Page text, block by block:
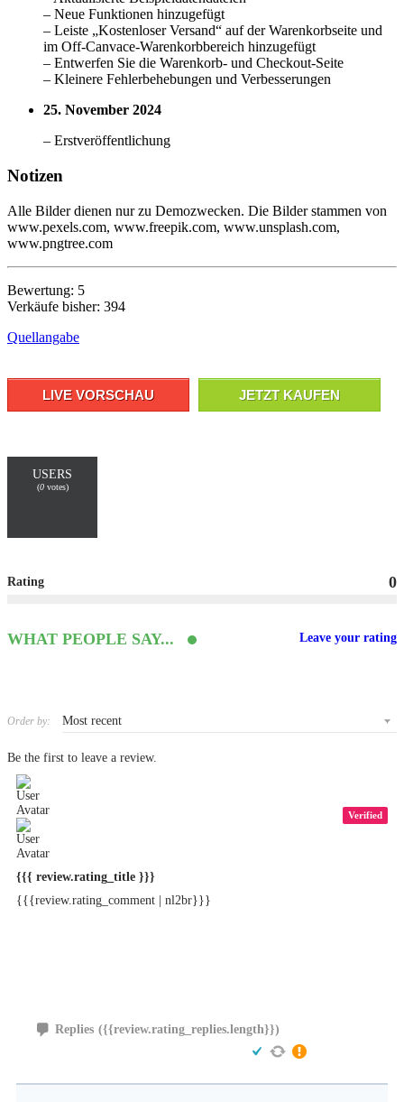
– Neue Funktionen hinzugefügt
– Leiste „Kostenloser Versand“ auf der Warenkorbseite und
im Off-Canvace-Warenkorbbereich hinzugefügt
– Entwerfen Sie die Warenkorb- und Checkout-Seite
– Kleinere Fehlerbehebungen und Verbesserungen
25. November 2024
– Erstveröffentlichung
Notizen
Alle Bilder dienen nur zu Demozwecken. Die Bilder stammen von
www.pexels.com, www.freepik.com, www.unsplash.com,
www.pngtree.com
Bewertung: 5
Verkäufe bisher: 394
Quellangabe
LIVE VORSCHAU JETZT KAUFEN
USERS
(0votes)
Rating 0
WHAT PEOPLE SAY... Leave your rating
Order by:
Be the first to leave a review.
Verified
{{{ review.rating_title }}}
{{{review.rating_comment | nl2br}}}
Replies ({{review.rating_replies.length}})